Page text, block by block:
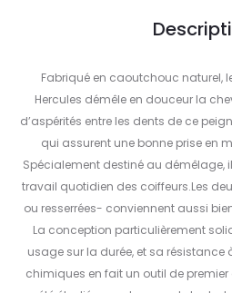
Fabriqué en caoutchouc naturel,
Hercules démêle en douceur la
d’aspérités entre les dents de ce
qui assurent une bonne prise en
Spécialement destiné au démêlage,
travail quotidien des coiffeurs.Les
ou resserrées- conviennent aussi
La conception particulièrement
usage sur la durée, et sa
chimiques en fait un outil de premier